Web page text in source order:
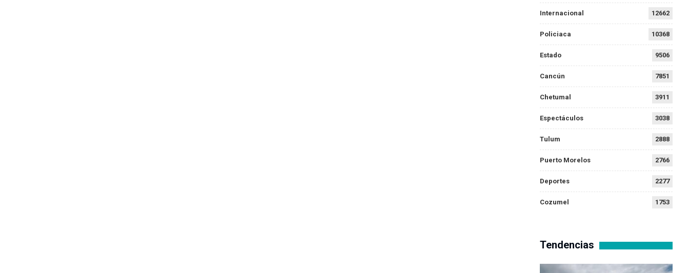
Internacional 12662
Policiaca 10368
Estado 9506
Cancún 7851
Chetumal 3911
Espectáculos 3038
Tulum 2888
Puerto Morelos 2766
Deportes 2277
Cozumel 1753
Tendencias